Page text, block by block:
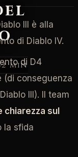
2 min
III è alla
di Diablo IV.
di D4
(di conseguenza
III). Il team
chiarezza sul
la sfida